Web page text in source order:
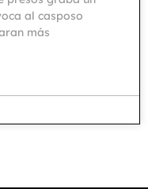
al casposo
más